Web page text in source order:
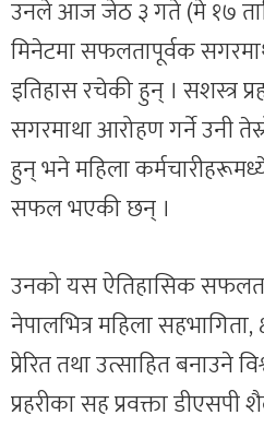
उनले आज जेठ ३ गते (मे १७
मिनेटमा सफलतापूर्वक
इतिहास रचेकी हुन् । सशस्त्र
सगरमाथा आरोहण गर्ने उनी
हुन् भने महिला
सफल भएकी छन् ।
उनको यस ऐतिहासिक
नेपालभित्र महिला
प्रेरित तथा उत्साहित बनाउने
प्रहरीका सह प्रवक्ता डीएसपी